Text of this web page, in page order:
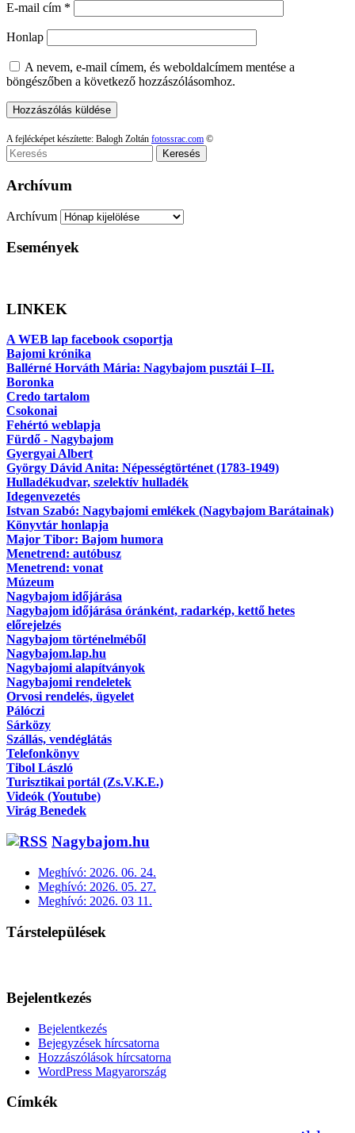
E-mail cím *
Honlap
A nevem, e-mail címem, és weboldalcímem mentése a
böngészőben a következő hozzászólásomhoz.
A fejlécképet készítette: Balogh Zoltán fotossrac.com ©
Keresés
Archívum
Archívum
Események
LINKEK
A WEB lap facebook csoportja
Bajomi krónika
Ballérné Horváth Mária: Nagybajom pusztái I–II.
Boronka
Credo tartalom
Csokonai
Fehértó weblapja
Fürdő - Nagybajom
Gyergyai Albert
György Dávid Anita: Népességtörténet (1783-1949)
Hulladékudvar, szelektív hulladék
Idegenvezetés
Istvan Szabó: Nagybajomi emlékek (Nagybajom Barátainak)
Könyvtár honlapja
Major Tibor: Bajom humora
Menetrend: autóbusz
Menetrend: vonat
Múzeum
Nagybajom időjárása
Nagybajom időjárása óránként, radarkép, kettő hetes
előrejelzés
Nagybajom történelméből
Nagybajom.lap.hu
Nagybajomi alapítványok
Nagybajomi rendeletek
Orvosi rendelés, ügyelet
Pálóczi
Sárközy
Szállás, vendéglátás
Telefonkönyv
Tibol László
Turisztikai portál (Zs.V.K.E.)
Videók (Youtube)
Virág Benedek
Nagybajom.hu
Meghívó: 2026. 06. 24.
Meghívó: 2026. 05. 27.
Meghívó: 2026. 03 11.
Társtelepülések
Bejelentkezés
Bejelentkezés
Bejegyzések hírcsatorna
Hozzászólások hírcsatorna
WordPress Magyarország
Címkék